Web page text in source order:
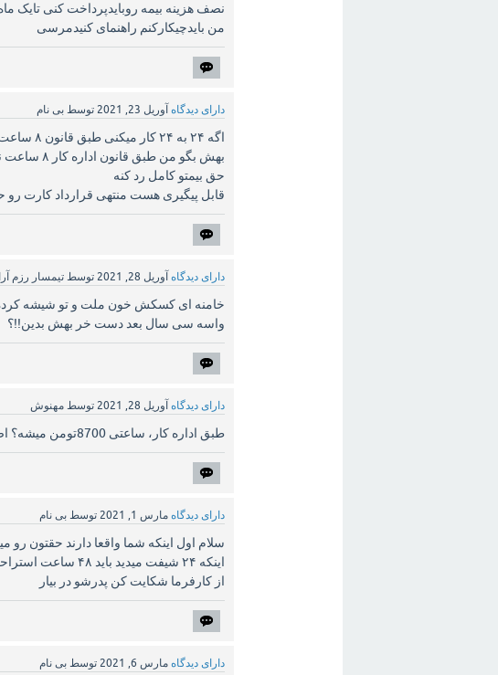
نصف هزینه بیمه روبایدپرداخت کنی تایک
من بایدچیکارکنم راهنمای کنیدمرسی
دارای دیدگاه آوریل 23, 2021 توسطبی نام
حق بیمتو کامل رد کنه
قابل پیگیری هست منتهی قرارداد کارت رو حتما داخلش
دارای دیدگاه آوریل 28, 2021 توسطتیمسار رزم آرا
واسه سی سال بعد دست خر بهش بدین!!؟
دارای دیدگاه آوریل 28, 2021 توسطمهنوش
طبق اداره کار، ساعتی 8700تومن میشه؟ اضافه کاری 12200ت؟
دارای دیدگاه مارس 1, 2021 توسطبی نام
سلام اول اینکه شما واقعا دارند حقتون
اینکه ۲۴ شیفت
از کارفرما شکایت کن پدرشو در بیار
دارای دیدگاه مارس 6, 2021 توسطبی نام